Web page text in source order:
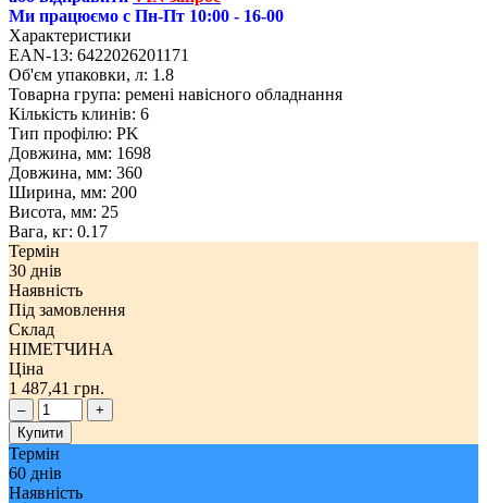
Ми працюємо с Пн-Пт 10:00 - 16-00
Характеристики
EAN-13: 6422026201171
Об'єм упаковки, л: 1.8
Товарна група: ремені навісного обладнання
Кількість клинів: 6
Тип профілю: PK
Довжина, мм: 1698
Довжина, мм: 360
Ширина, мм: 200
Висота, мм: 25
Вага, кг: 0.17
Термін
30 днів
Наявність
Під замовлення
Склад
НІМЕТЧИНА
Ціна
1 487,41 грн.
–
+
Купити
Термін
60 днів
Наявність